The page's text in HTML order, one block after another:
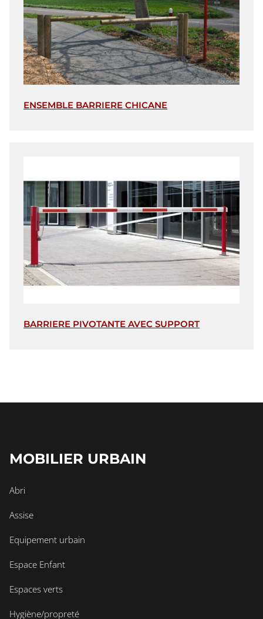
ENSEMBLE BARRIERE CHICANE
BARRIERE PIVOTANTE AVEC SUPPORT
MOBILIER URBAIN
Abri
Assise
Equipement urbain
Espace Enfant
Espaces verts
Hygiène/propreté